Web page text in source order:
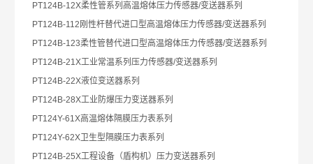
PT124B-12X柔性管系列高温熔体压力传感器/变送器系列
PT124B-112 刚性杆替代进口型高温熔体压力传感器/变送器系列
PT124B-123柔性管替代进口型高温熔体压力传感器/变送器系列
PT124B-21X工业常温系列压力传感器/变送器系列
PT124B-22X液位变送器系列
PT124B-28X工业防爆压力变送器系列
PT124Y-61X高温熔体隔膜压力表系列
PT124Y-62X 卫生型隔膜压力表系列
PT124B-25X工程设备（盾构机）压力变送器系列